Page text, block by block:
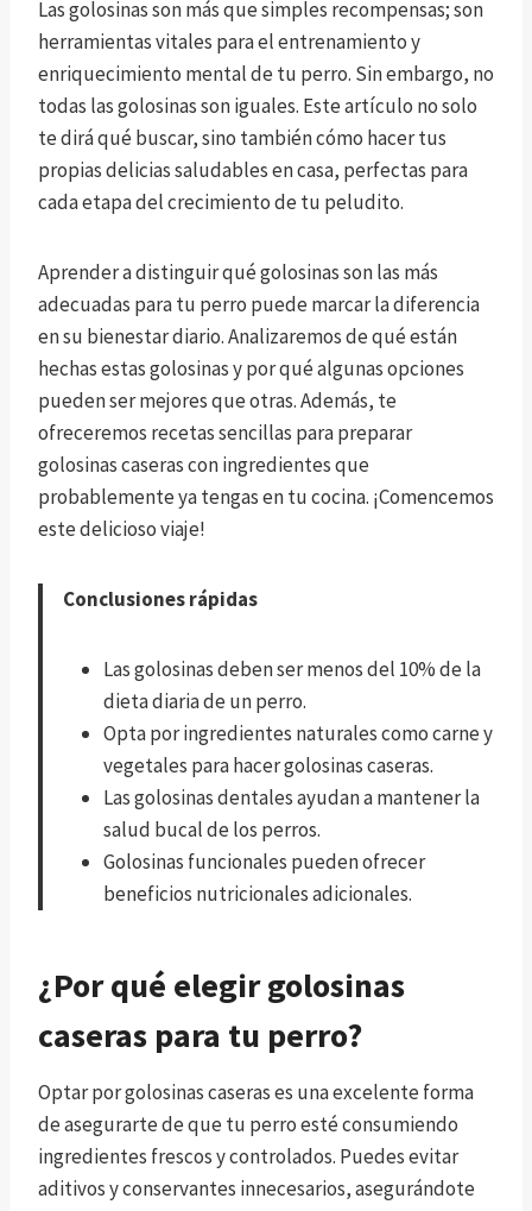
Las golosinas son más que simples recompensas; son
herramientas vitales para el entrenamiento y
enriquecimiento mental de tu perro. Sin embargo, no
todas las golosinas son iguales. Este artículo no solo
te dirá qué buscar, sino también cómo hacer tus
propias delicias saludables en casa, perfectas para
cada etapa del crecimiento de tu peludito.
Aprender a distinguir qué golosinas son las más
adecuadas para tu perro puede marcar la diferencia
en su bienestar diario. Analizaremos de qué están
hechas estas golosinas y por qué algunas opciones
pueden ser mejores que otras. Además, te
ofreceremos recetas sencillas para preparar
golosinas caseras con ingredientes que
probablemente ya tengas en tu cocina. ¡Comencemos
este delicioso viaje!
Conclusiones rápidas
Las golosinas deben ser menos del 10% de la
dieta diaria de un perro.
Opta por ingredientes naturales como carne y
vegetales para hacer golosinas caseras.
Las golosinas dentales ayudan a mantener la
salud bucal de los perros.
Golosinas funcionales pueden ofrecer
beneficios nutricionales adicionales.
¿Por qué elegir golosinas
caseras para tu perro?
Optar por golosinas caseras es una excelente forma
de asegurarte de que tu perro esté consumiendo
ingredientes frescos y controlados. Puedes evitar
aditivos y conservantes innecesarios, asegurándote